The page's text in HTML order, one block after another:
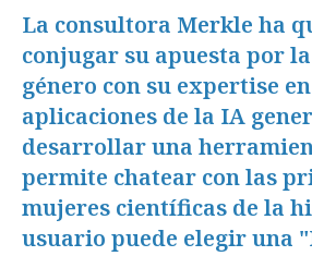
La consultora Merkle ha
conjugar su apuesta por
género con su expertise
aplicaciones de la IA
desarrollar una
permite chatear con las
mujeres científicas de la
usuario puede elegir una